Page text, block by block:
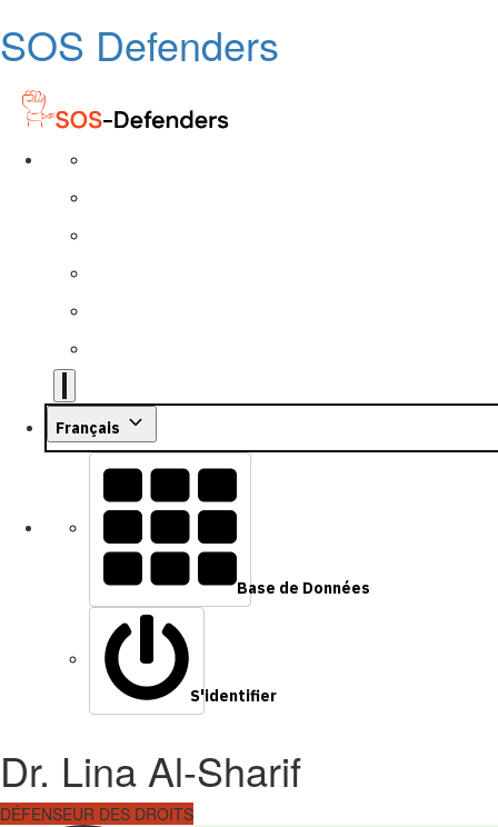
SOS Defenders
Français
Base de Données
S'identifier
Dr. Lina Al-Sharif
DÉFENSEUR DES DROITS